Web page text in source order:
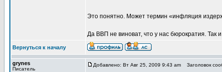
Это понятно. Может термин «инфляция
Да ВВП не виноват, что у нас бюрократия. Так
Вернуться к началу
grynes
Писатель
Добавлено: Вт Авг 25, 2009 9:43 am Заголовок